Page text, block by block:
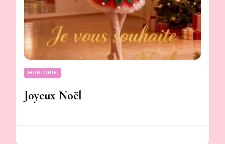
MARJORIE
Joyeux Noël